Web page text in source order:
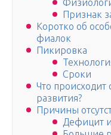
Признак
Коротко об
фиалок
Пикировка
Сроки
Что происходит
развития?
Причины
Дефицит